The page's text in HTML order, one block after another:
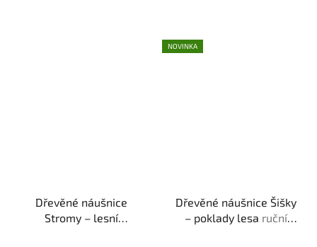
Dřevěné náušnice
Stromy – lesní
NOVINKA
Dřevěné náušnice Šišky
– poklady lesa ruční